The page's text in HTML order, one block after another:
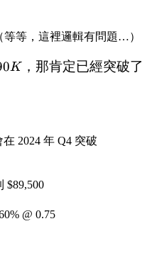
等，這裡邏輯有問題…）
，
了
K ，那肯定已經突破了
2024 年 Q4 突破
$89,500
@ 0.75